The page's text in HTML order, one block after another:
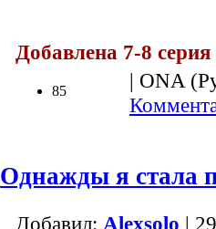
Добавлена 7-8
85
| ONA
Однажды я стала
Добавил: Alexsolo |